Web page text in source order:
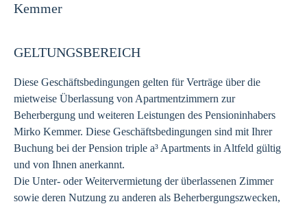
Kemmer
GELTUNGSBEREICH
Diese Geschäftsbedingungen gelten für Verträge über die
mietweise Überlassung von Apartmentzimmern zur
Beherbergung und weiteren Leistungen des Pensioninhabers
Mirko Kemmer. Diese Geschäftsbedingungen sind mit Ihrer
Buchung bei der Pension triple a³ Apartments in Altfeld gültig
und von Ihnen anerkannt.
Die Unter- oder Weitervermietung der überlassenen Zimmer
sowie deren Nutzung zu anderen als Beherbergungszwecken,